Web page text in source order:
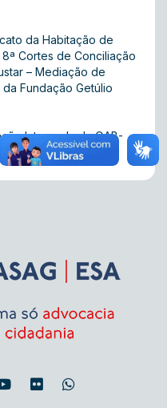
da Habitação de
Cortes de Conciliação
– Mediação de
Fundação Getúlio
Integrada da OAB-